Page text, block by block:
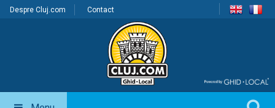
Despre Cluj.com Contact